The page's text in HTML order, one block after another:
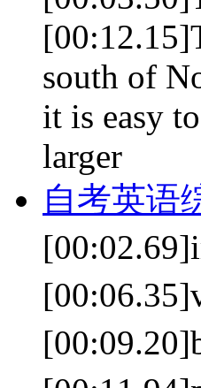
south of
it is easy
larger
自考英语